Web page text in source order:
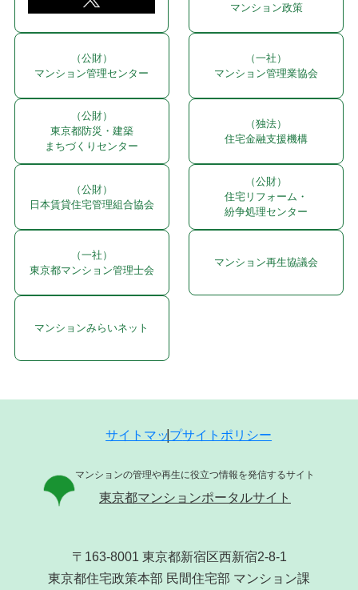
マンション政策
（公財）
マンション管理センター
（一社）
マンション管理業協会
（公財）
東京都防災・建築
まちづくりセンター
（独法）
住宅金融支援機構
（公財）
日本賃貸住宅管理組合協会
（公財）
住宅リフォーム・
紛争処理センター
（一社）
東京都マンション管理士会
マンション再生協議会
マンションみらいネット
サイトマップサイトポリシー
マンションの管理や再生に役立つ情報を発信するサイト
東京都マンションポータルサイト
〒163-8001 東京都新宿区西新宿2-8-1
東京都住宅政策本部 民間住宅部 マンション課